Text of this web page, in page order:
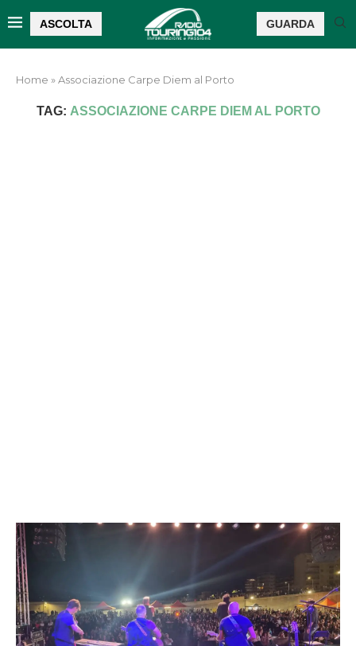
ASCOLTA GUARDA
Home »Associazione Carpe Diem al Porto
TAG: ASSOCIAZIONE CARPE DIEM AL PORTO